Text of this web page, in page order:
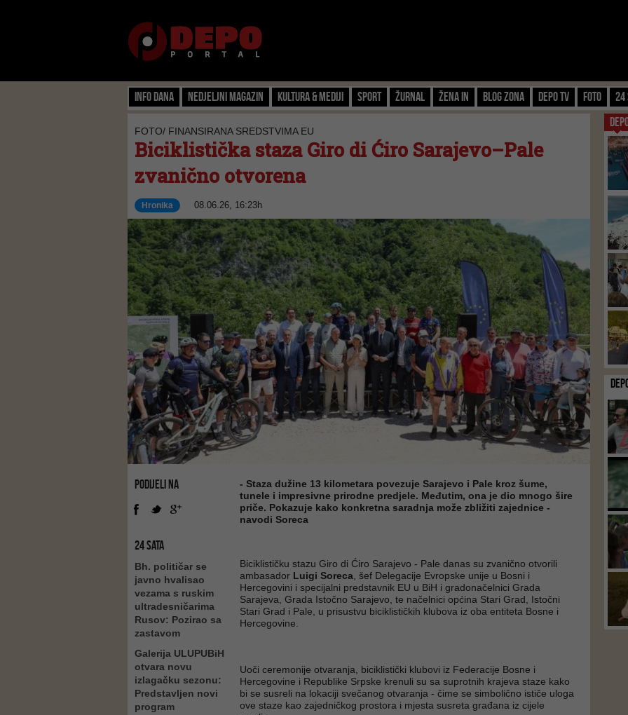
Info dana Nedjeljni magazin Kultura & Mediji Sport Žurnal Žena IN Blog zona Depo TV FOTO 24
FOTO/ FINANSIRANA SREDSTVIMA EU
Biciklistička staza Giro di Ćiro Sarajevo–Pale
zvanično otvorena
Hronika 08.06.26, 16:23h
PODIJELI NA
24 SATA
Bh. političar se
javno hvalisao
vezama s ruskim
ultradesničarima
Rusov: Pozirao sa
zastavom
Galerija ULUPUBiH
otvara novu
izlagačku sezonu:
Predstavljen novi
program
- Staza dužine 13 kilometara povezuje Sarajevo i Pale kroz šume,
tunele i impresivne prirodne predjele. Međutim, ona je dio mnogo šire
priče. Pokazuje kako konkretna saradnja može zbližiti zajednice -
navodi Soreca
Biciklističku stazu Giro di Ćiro Sarajevo - Pale danas su zvanično otvorili
ambasador Luigi Soreca , šef Delegacije Evropske unije u Bosni i
Hercegovini i specijalni predstavnik EU u BiH i gradonačelnici Grada
Sarajeva, Grada Istočno Sarajevo, te načelnici općina Stari Grad, Istočni
Stari Grad i Pale, u prisustvu biciklističkih klubova iz oba entiteta Bosne i
Hercegovine.
Uoči ceremonije otvaranja, biciklistički klubovi iz Federacije Bosne i
Hercegovine i Republike Srpske krenuli su sa suprotnih krajeva staze kako
bi se susreli na lokaciji svečanog otvaranja - čime se simbolično ističe uloga
ove staze kao zajedničkog prostora i mjesta susreta građana iz cijele